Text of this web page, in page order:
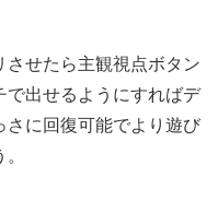
させたら主観視点ボタン
で出せるようにすればデ
さに回復可能でより遊び